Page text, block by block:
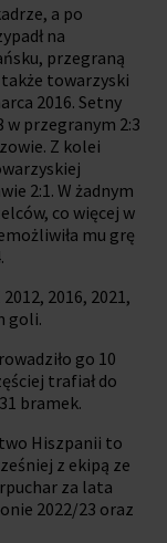
a po
na
przegraną
także towarzyski
2016. Setny
w przegranym 2:3
Z kolei
2:1. W żadnym
co więcej w
mu grę
2016, 2021,
goli.
go 10
trafiał do
bramek.
Hiszpanii to
z ekipą ze
za lata
2022/23 oraz